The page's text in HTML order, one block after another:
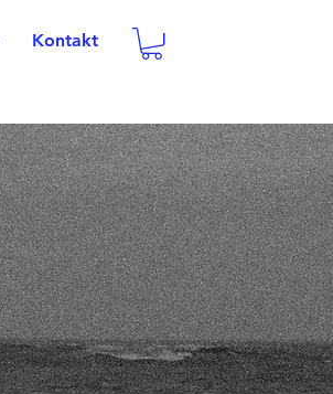
Kontakt